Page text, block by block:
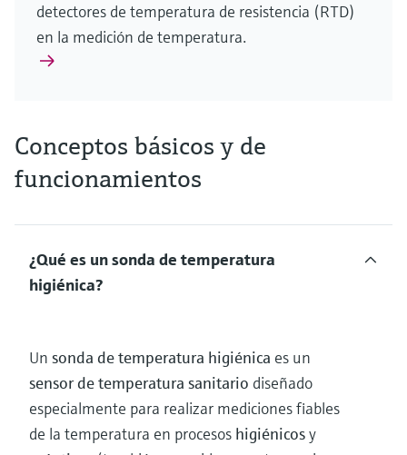
detectores de temperatura de resistencia (RTD)
en la medición de temperatura.
Conceptos básicos y de
funcionamientos
¿Qué es un sonda de temperatura
higiénica?
Un sonda de temperatura higiénica es un
sensor de temperatura sanitario diseñado
especialmente para realizar mediciones fiables
de la temperatura en procesos higiénicosy